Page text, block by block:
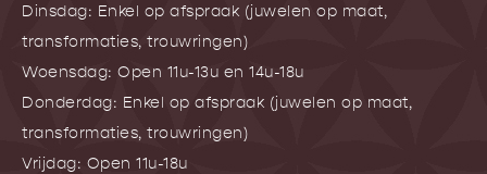
Dinsdag: Enkel op afspraak (juwelen op maat,
transformaties, trouwringen)
Woensdag: Open 11u-13u en 14u-18u
Donderdag: Enkel op afspraak (juwelen op maat,
transformaties, trouwringen)
Vrijdag: Open 11u-18u